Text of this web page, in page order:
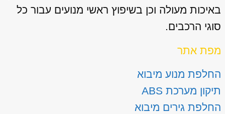
באיכות מעולה וכן בשיפוץ ראשי מנועים עבור כל
סוגי הרכבים.
מפת אתר
החלפת מנוע מיבוא
תיקון מערכת ABS
החלפת גירים מיבוא